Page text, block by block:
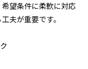
希望条件に柔軟に対応
夫が重要です。